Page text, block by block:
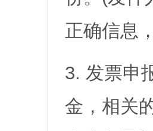
正确信息
3. 发票申
金，相关